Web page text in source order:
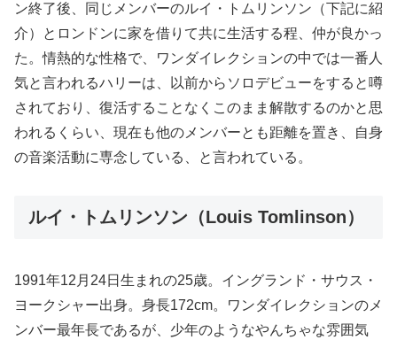
ン終了後、同じメンバーのルイ・トムリンソン（下記に紹
介）とロンドンに家を借りて共に生活する程、仲が良かっ
た。情熱的な性格で、ワンダイレクションの中では一番人
気と言われるハリーは、以前からソロデビューをすると噂
されており、復活することなくこのまま解散するのかと思
われるくらい、現在も他のメンバーとも距離を置き、自身
の音楽活動に専念している、と言われている。
ルイ・トムリンソン（Louis Tomlinson）
1991年12月24日生まれの25歳。イングランド・サウス・
ヨークシャー出身。身長172cm。ワンダイレクションのメ
ンバー最年長であるが、少年のようなやんちゃな雰囲気